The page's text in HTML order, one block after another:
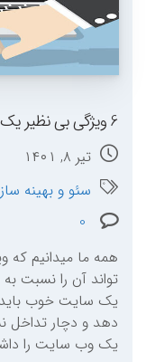
6 ویژگی بی نظیر یک وب سایت که باید در نظر گرفته شود
تیر ۸, ۱۴۰۱
سئو و بهینه
همه ما میدانیم
تواند آن را نسبت
یک سایت خوب باید
دهد و دچار تداخل
یک وب سایت را